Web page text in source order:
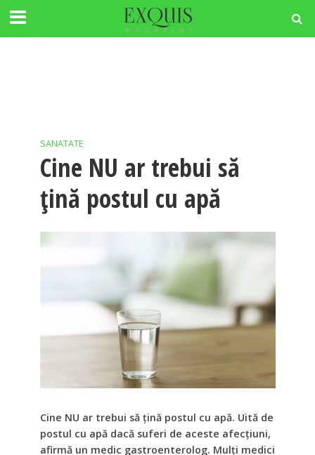
SANATATE
Cine NU ar trebui să
țină postul cu apă
Cine NU ar trebui să țină postul cu apă. Uită de
postul cu apă dacă suferi de aceste afecțiuni,
afirmă un medic gastroenterolog. Mulți medici